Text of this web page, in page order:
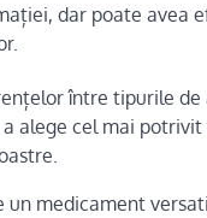
dar poate avea
între tipurile de
alege cel mai
un medicament